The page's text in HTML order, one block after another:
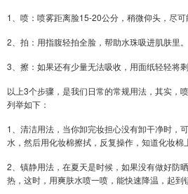
1、喷：喷雾距离脸15-20公分，稍微仰头，尽可
2、拍：用指腹轻拍全脸，帮助水珠吸进肌肤里。
3、擦：如果还有少量无法吸收，用面纸轻轻将
以上3个步骤，是我们日常的常规用法，其实，
列举如下：
1、清洁用法，当你卸完妆担心没有卸干净时，
水，然后用化妆棉擦拭，反复操作，知道化妆棉
2、镇静用法，在夏天是时候，如果没有做好防
热，这时，用爽肤水喷一喷，能快速降温，起到